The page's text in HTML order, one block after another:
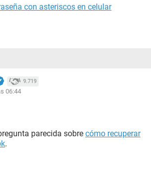
con asteriscos en celular
9.719
06:44
parecida sobre cómo recuperar
.